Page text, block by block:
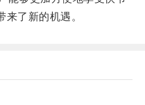
了新的机遇。